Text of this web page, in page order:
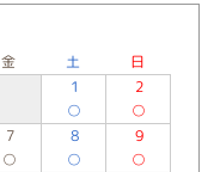
金 土
日
1
○
2
○
7
○
8
○
9
○